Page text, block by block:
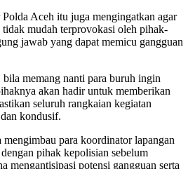
Aceh itu juga mengingatkan agar
tidak mudah terprovokasi oleh pihak-
jawab yang dapat memicu gangguan
memang nanti para buruh ingin
akan hadir untuk memberikan
seluruh rangkaian kegiatan
kondusif.
para koordinator lapangan
pihak kepolisian sebelum
mengantisipasi potensi gangguan serta